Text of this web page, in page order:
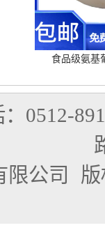
食品级氨基
：0512-
限公司